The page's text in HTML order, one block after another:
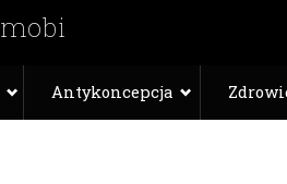
mobi
Antykoncepcja